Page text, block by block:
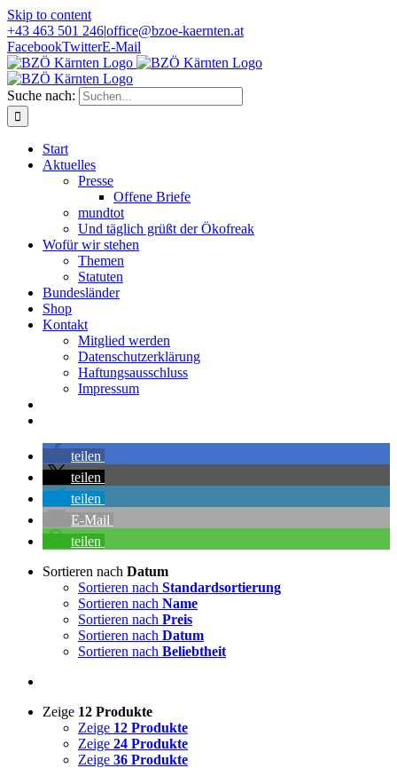
Skip to content
+43 463 501 246|office@bzoe-kaernten.at
FacebookTwitterE-Mail
Suche nach:
Start
Aktuelles
Presse
Offene Briefe
mundtot
Und täglich grüßt der Ökofreak
Wofür wir stehen
Themen
Statuten
Bundesländer
Shop
Kontakt
Mitglied werden
Datenschutzerklärung
Haftungsausschluss
Impressum
teilen
teilen
teilen
E-Mail
teilen
Sortieren nach Datum
Sortieren nach Standardsortierung
Sortieren nach Name
Sortieren nach Preis
Sortieren nach Datum
Sortieren nach Beliebtheit
Zeige 12 Produkte
Zeige 12 Produkte
Zeige 24 Produkte
Zeige 36 Produkte